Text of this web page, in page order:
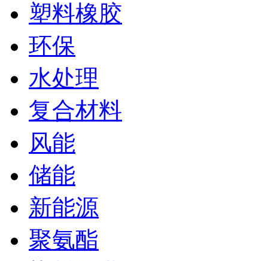
塑料橡胶
环保
水处理
复合材料
风能
储能
新能源
聚氨酯